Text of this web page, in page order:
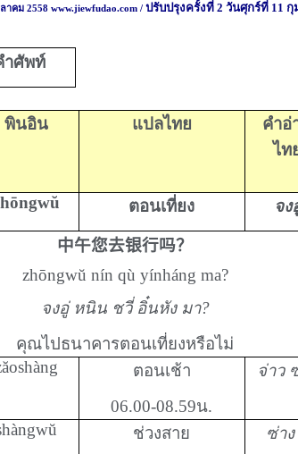
คม 2558 www.jiewfudao.com / ปรับปรุงครั้งที่ 2 วันศุกร์ที่ 11 กุ
ำศัพท์
พินอิน แปลไทย
คำอ่
ไท
ตอนเที่ยง จง
中午您去银行吗？
zhōngwŭ nín qù yínháng ma?
จงอู่ หนิน ชวี่ อิ๋นหัง มา?
คุณไปธนาคารตอนเที่ยงหรือไม่
ตอนเช้า
06.00-08.59น.
จ่าว
ช่วงสาย
ซ่า